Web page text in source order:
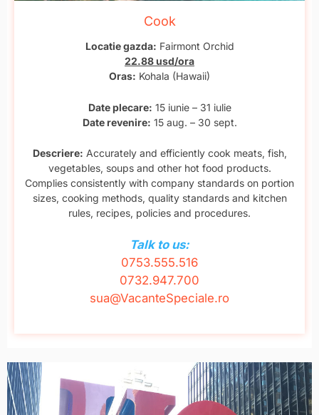
Cook
Locatie gazda: Fairmont Orchid
22.88 usd/ora
Oras: Kohala (Hawaii)
Date plecare: 15 iunie – 31 iulie
Date revenire: 15 aug. – 30 sept.
Descriere: Accurately and efficiently cook meats, fish,
vegetables, soups and other hot food products.
Complies consistently with company standards on portion
sizes, cooking methods, quality standards and kitchen
rules, recipes, policies and procedures.
Talk to us:
0753.555.516
0732.947.700
sua@VacanteSpeciale.ro